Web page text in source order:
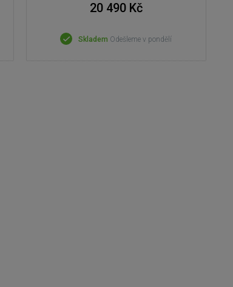
20 490 Kč
Skladem Odešleme v pondělí